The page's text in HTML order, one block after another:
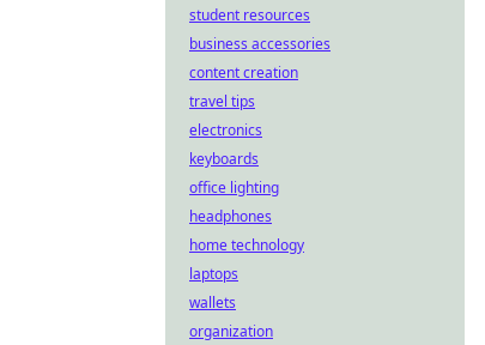
student resources
business accessories
content creation
travel tips
electronics
keyboards
office lighting
headphones
home technology
laptops
wallets
organization